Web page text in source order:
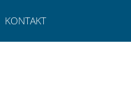
KONTAKT